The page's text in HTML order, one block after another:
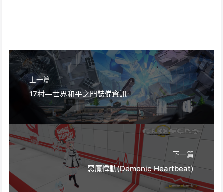
上一篇
17村—世界和平之門裝備資訊
下一篇
惡魔悸動(Demonic Heartbeat)